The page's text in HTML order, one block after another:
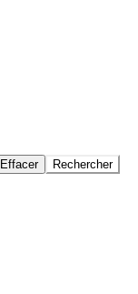
Effacer Rechercher